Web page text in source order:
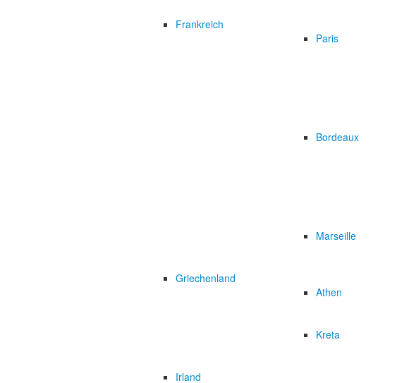
Frankreich
Paris
Bordeaux
Marseille
Griechenland
Athen
Kreta
Irland